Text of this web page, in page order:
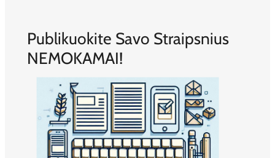
Publikuokite Savo Straipsnius
NEMOKAMAI!